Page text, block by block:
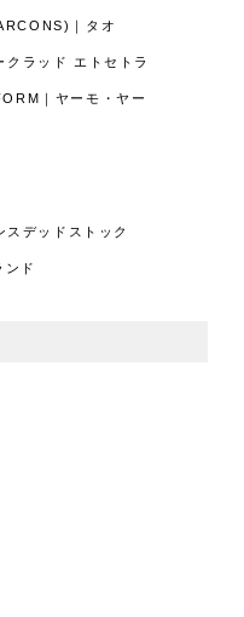
｜タオ
ラッド エトセトラ
｜ヤーモ・ヤー
デッドストック
ド